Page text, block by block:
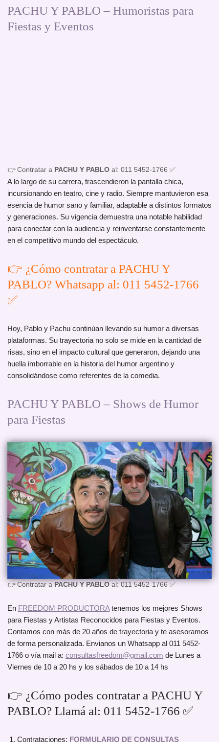
PACHU Y PABLO – Humoristas para
Fiestas y Eventos
👉 Contratar a PACHU Y PABLO al: 011 5452-1766 ✅
A lo largo de su carrera, trascendieron la pantalla chica,
incursionando en teatro, cine y radio. Siempre mantuvieron esa
esencia de humor sano y familiar, adaptable a distintos formatos
y generaciones. Su vigencia demuestra una notable habilidad
para conectar con la audiencia y reinventarse constantemente
en el competitivo mundo del espectáculo.
👉 ¿Cómo contratar a PACHU Y
PABLO? Whatsapp al: 011 5452-1766
✅
Hoy, Pablo y Pachu continúan llevando su humor a diversas
plataformas. Su trayectoria no solo se mide en la cantidad de
risas, sino en el impacto cultural que generaron, dejando una
huella imborrable en la historia del humor argentino y
consolidándose como referentes de la comedia.
PACHU Y PABLO – Shows de Humor
para Fiestas
👉 Contratar aPACHU Y PABLOal: 011 5452-1766 ✅
En FREEDOM PRODUCTORAtenemos los mejores Shows
para Fiestas y Artistas Reconocidos para Fiestas y Eventos.
Contamos con más de 20 años de trayectoria y te asesoramos
de forma personalizada. Envianos un Whatsapp al 011 5452-
1766 o vía mail a: consultasfreedom@gmail.com de Lunes a
Viernes de 10 a 20 hs y los sábados de 10 a 14 hs
👉 ¿Cómo podes contratar a PACHU Y
PABLO? Llamá al: 011 5452-1766 ✅
Contrataciones: FORMULARIO DE CONSULTAS